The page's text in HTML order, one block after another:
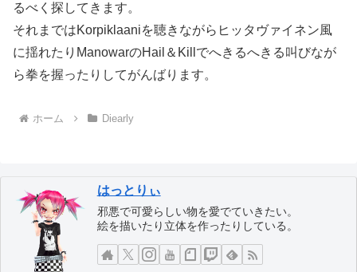
るべく探してきます。
それまではKorpiklaaniを聴きながらヒッタヴァイネン風
に揺れたりManowarのHail＆Killでへきるへきる叫びなが
ら拳を握ったりしてがんばります。
ホーム Diearly
はっとりぃ
邪悪で可愛らしい物を愛でていきたい。
絵を描いたり立体を作ったりしている。